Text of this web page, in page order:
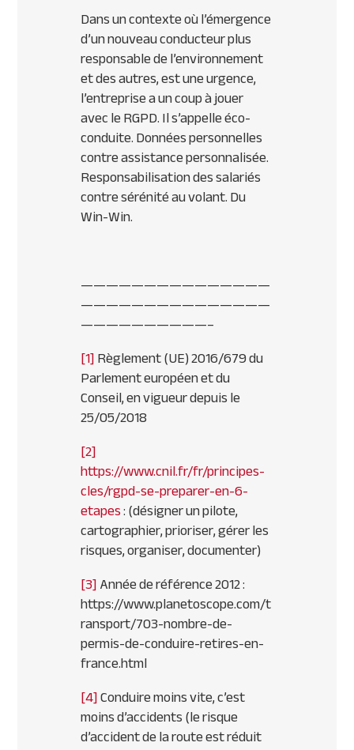
Dans un contexte où l’émergence
d’un nouveau conducteur plus
responsable de l’environnement
et des autres, est une urgence,
l’entreprise a un coup à jouer
avec le RGPD. Il s’appelle éco-
conduite. Données personnelles
contre assistance personnalisée.
Responsabilisation des salariés
contre sérénité au volant. Du
Win-Win.
———————————————
———————————————
——————————–
[1]Règlement (UE) 2016/679 du
Parlement européen et du
Conseil, en vigueur depuis le
25/05/2018
[2]
https://www.cnil.fr/fr/principes-
cles/rgpd-se-preparer-en-6-
etapes: (désigner un pilote,
cartographier, prioriser, gérer les
risques, organiser, documenter)
[3]Année de référence 2012 :
https://www.planetoscope.com/t
ransport/703-nombre-de-
permis-de-conduire-retires-en-
france.html
[4]Conduire moins vite, c’est
moins d’accidents (le risque
d’accident de la route est réduit